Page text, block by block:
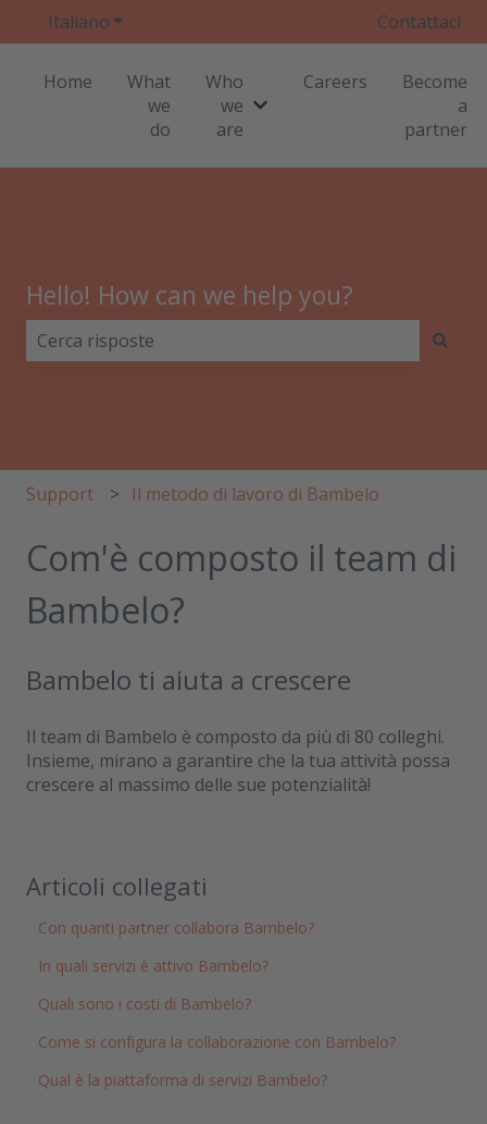
ItalianoMostra sottomenu per le traduzioniContattaci
Home
What
we
do
Who
we
are
Mostra sottomenu per
Careers
Become
a
partner
Hello! How can we help you?
Support Il metodo di lavoro di Bambelo
Com'è composto il team di
Bambelo?
Bambelo ti aiuta a crescere
Il team di Bambelo è composto da più di 80 colleghi.
Insieme, mirano a garantire che la tua attività possa
crescere al massimo delle sue potenzialità!
Articoli collegati
Con quanti partner collabora Bambelo?
In quali servizi è attivo Bambelo?
Quali sono i costi di Bambelo?
Come si configura la collaborazione con Bambelo?
Qual è la piattaforma di servizi Bambelo?